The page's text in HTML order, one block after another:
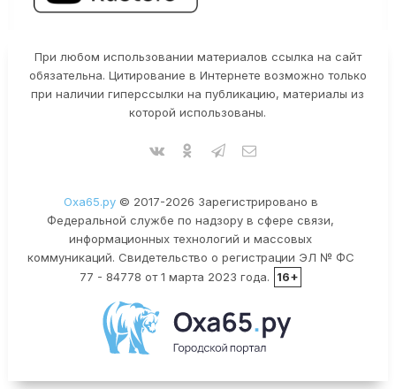
При любом использовании материалов ссылка на сайт
обязательна. Цитирование в Интернете возможно только
при наличии гиперссылки на публикацию, материалы из
которой использованы.
Оха65.ру© 2017-2026 Зарегистрировано в
Федеральной службе по надзору в сфере связи,
информационных технологий и массовых
коммуникаций. Свидетельство о регистрации ЭЛ № ФС
77 - 84778 от 1 марта 2023 года.
16+